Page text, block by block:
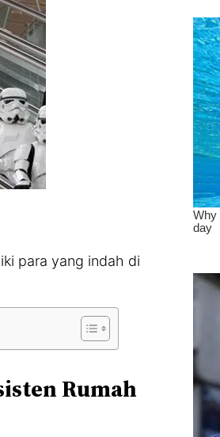
para yang indah di
Rumah